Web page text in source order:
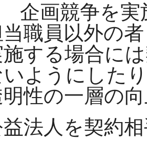
企画競争を
当職員以外の
する場合に
ようにした
性の一層の
法人を契約相